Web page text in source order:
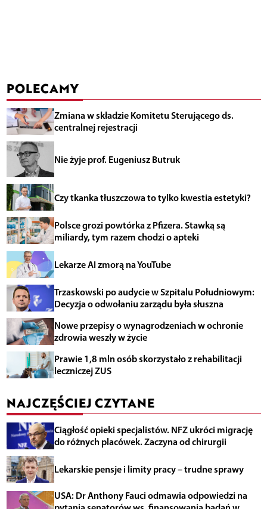
POLECAMY
Zmiana w składzie Komitetu Sterującego ds.
centralnej rejestracji
Nie żyje prof. Eugeniusz Butruk
Czy tkanka tłuszczowa to tylko kwestia estetyki?
Polsce grozi powtórka z Pfizera. Stawką są
miliardy, tym razem chodzi o apteki
Lekarze AI zmorą na YouTube
Trzaskowski po audycie w Szpitalu Południowym:
Decyzja o odwołaniu zarządu była słuszna
Nowe przepisy o wynagrodzeniach w ochronie
zdrowia weszły w życie
Prawie 1,8 mln osób skorzystało z rehabilitacji
leczniczej ZUS
NAJCZĘŚCIEJ CZYTANE
Ciągłość opieki specjalistów. NFZ ukróci migrację
do różnych placówek. Zaczyna od chirurgii
Lekarskie pensje i limity pracy – trudne sprawy
USA: Dr Anthony Fauci odmawia odpowiedzi na